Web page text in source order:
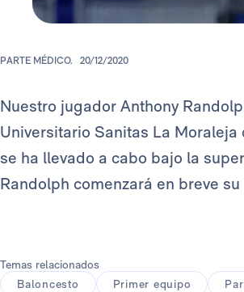
PARTE MÉDICO. 20/12/2020
Nuestro jugador Anthony
Universitario Sanitas La
se ha llevado a cabo bajo la
Randolph comenzará en breve
Temas relacionados
Baloncesto
Primer equipo